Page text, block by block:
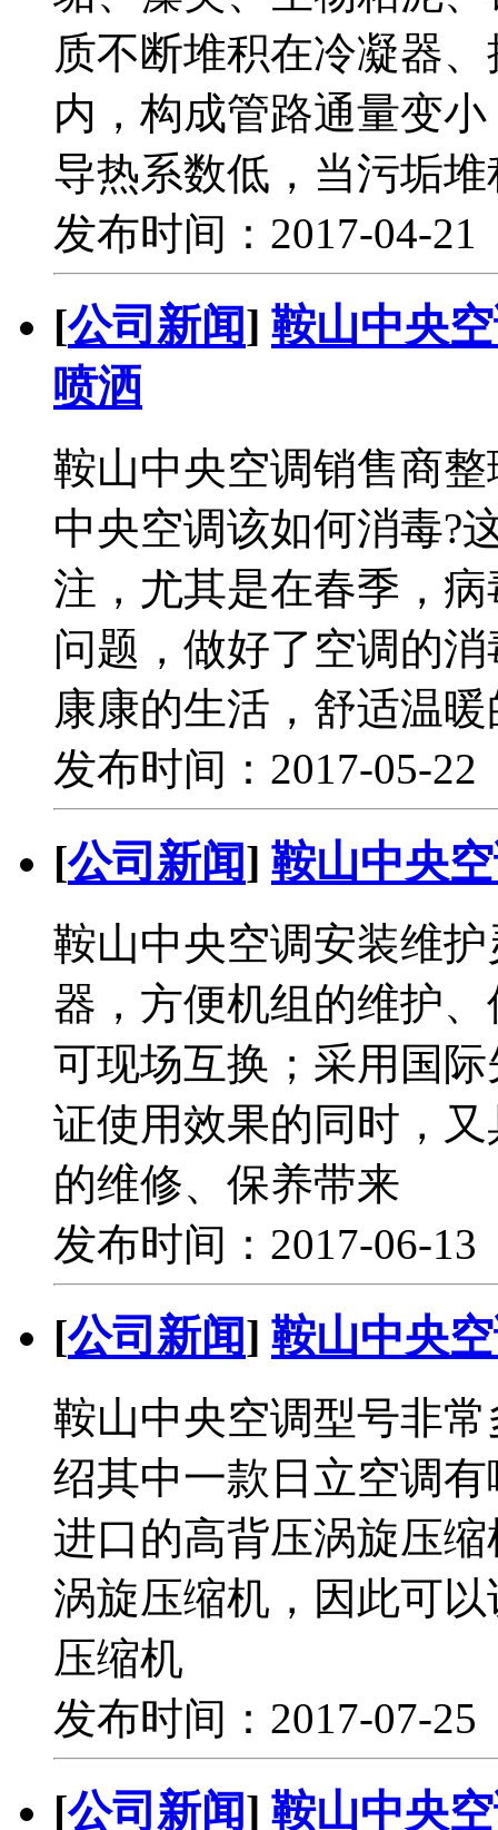
质不断堆积在冷凝器
内，构成管路通量变
导热系数低，当污垢
发布时间：2017-04-
[公司新闻] 鞍山中央
喷洒
鞍山中央空调销售商
中央空调该如何消毒?
注，尤其是在春季，
问题，做好了空调的
康康的生活，舒适温
发布时间：2017-05-
[公司新闻] 鞍山中央
鞍山中央空调安装维
器，方便机组的维护
可现场互换；采用国
证使用效果的同时，
的维修、保养带来
发布时间：2017-06-
[公司新闻] 鞍山中央
鞍山中央空调型号非
绍其中一款日立空调
进口的高背压涡旋压
涡旋压缩机，因此可
压缩机
发布时间：2017-07-
[公司新闻] 鞍山中央